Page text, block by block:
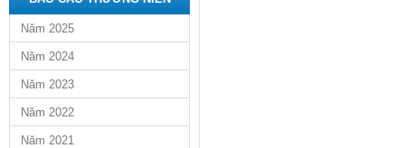
Năm 2025
Năm 2024
Năm 2023
Năm 2022
Năm 2021